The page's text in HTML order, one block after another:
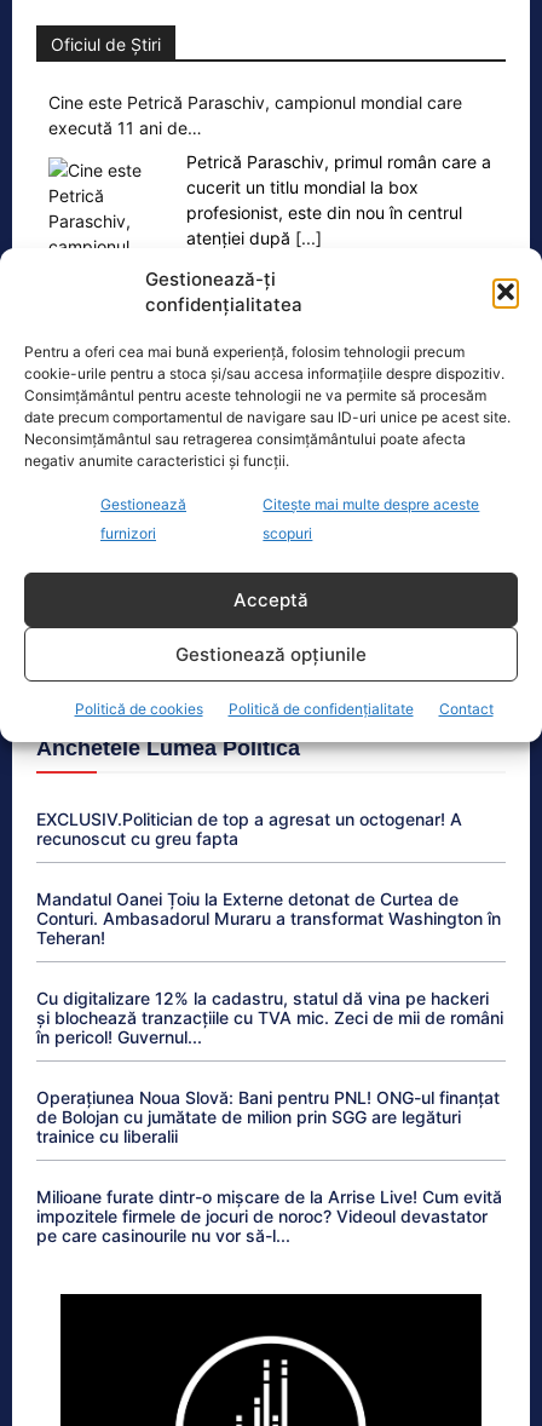
Gestionează-ți
confidențialitatea
Pentru a oferi cea mai bună experiență, folosim tehnologii precum
cookie-urile pentru a stoca și/sau accesa informațiile despre dispozitiv.
Consimțământul pentru aceste tehnologii ne va permite să procesăm
date precum comportamentul de navigare sau ID-uri unice pe acest site.
Neconsimțământul sau retragerea consimțământului poate afecta
negativ anumite caracteristici și funcții.
Gestionează
furnizori
Citește mai multe despre aceste
scopuri
Acceptă
Gestionează opțiunile
Politică de cookies Politică de confidențialitate Contact
Oficiul de Știri
Cine este Petrică Paraschiv, campionul mondial care
execută 11 ani de…
Petrică Paraschiv, primul român care a
cucerit un titlu mondial la box
profesionist, este din nou în centrul
atenției după [...]
Ultimele știri
Proiectul de la Doicești în impas. Șefii NuScale vin la
București pentru negocieri cu Bolojan
Seceta severă afectează nordul României. Stații
hidrologice cu debit zero
PSD respinge inițiativa AUR de suspendare a
președintelui. Alexandru Mihai Ghigiu: „Nu există
Anchetele Lumea Politică
EXCLUSIV.Politician de top a agresat un octogenar! A
recunoscut cu greu fapta
Mandatul Oanei Țoiu la Externe detonat de Curtea de
Conturi. Ambasadorul Muraru a transformat Washington în
Teheran!
Cu digitalizare 12% la cadastru, statul dă vina pe hackeri
și blochează tranzacțiile cu TVA mic. Zeci de mii de români
în pericol! Guvernul...
Operațiunea Noua Slovă: Bani pentru PNL! ONG-ul finanțat
de Bolojan cu jumătate de milion prin SGG are legături
trainice cu liberalii
Milioane furate dintr-o mișcare de la Arrise Live! Cum evită
impozitele firmele de jocuri de noroc? Videoul devastator
pe care casinourile nu vor să-l...